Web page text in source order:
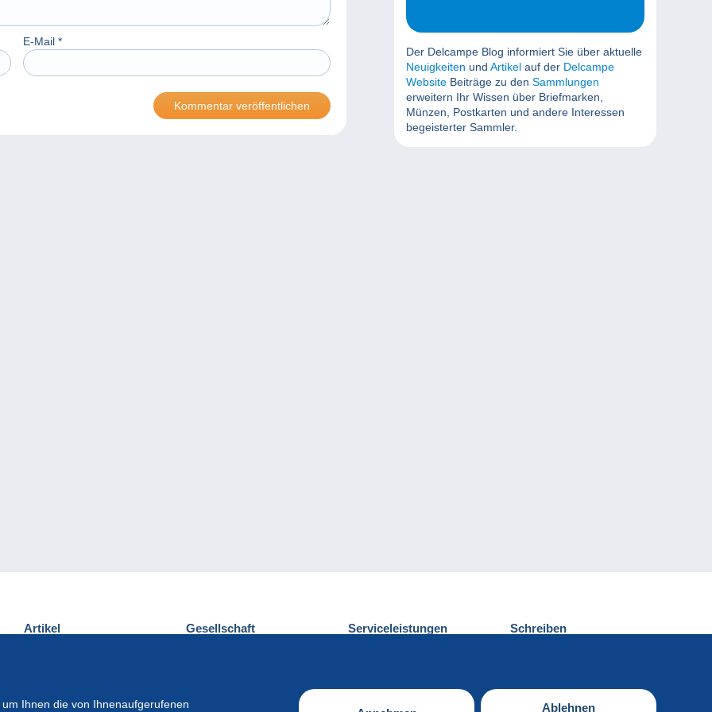
E-Mail *
Der Delcampe Blog informiert Sie über aktuelle
Neuigkeiten und Artikel auf der Delcampe
Website Beiträge zu den Sammlungen
erweitern Ihr Wissen über Briefmarken,
Münzen, Postkarten und andere Interessen
begeisterter Sammler.
Ihnen die von Ihnenaufgerufenen Ablehnen
Artikel Gesellschaft Serviceleistungen Schreiben